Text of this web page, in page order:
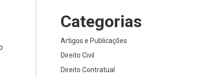
Categorias
Artigos e Publicações
Direito Civil
Direito Contratual